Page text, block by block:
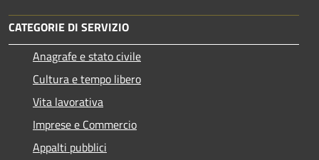
CATEGORIE DI SERVIZIO
Anagrafe e stato civile
Cultura e tempo libero
Vita lavorativa
Imprese e Commercio
Appalti pubblici